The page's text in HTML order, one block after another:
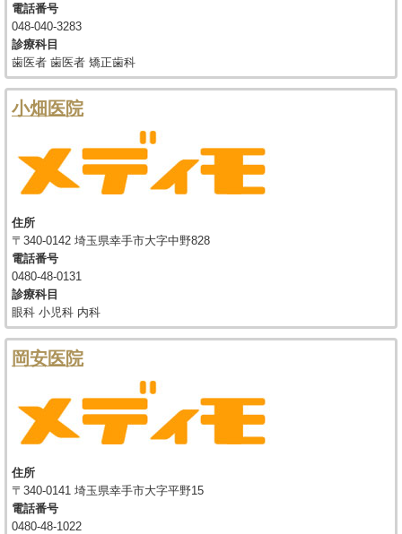
電話番号
048-040-3283
診療科目
歯医者 歯医者 矯正歯科
小畑医院
住所
〒340-0142 埼玉県幸手市大字中野828
電話番号
0480-48-0131
診療科目
眼科 小児科 内科
岡安医院
住所
〒340-0141 埼玉県幸手市大字平野15
電話番号
0480-48-1022